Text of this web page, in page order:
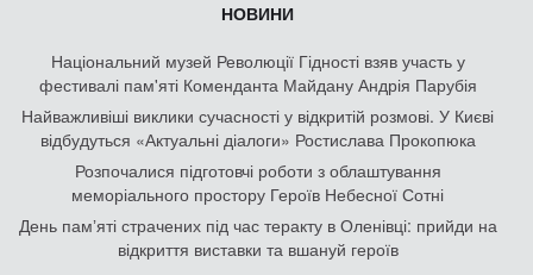
НОВИНИ
Національний музей Революції Гідності взяв участь у
фестивалі пам'яті Коменданта Майдану Андрія Парубія
Найважливіші виклики сучасності у відкритій розмові. У Києві
відбудуться «Актуальні діалоги» Ростислава Прокопюка
Розпочалися підготовчі роботи з облаштування
меморіального простору Героїв Небесної Сотні
День памʼяті страчених під час теракту в Оленівці: прийди на
відкриття виставки та вшануй героїв